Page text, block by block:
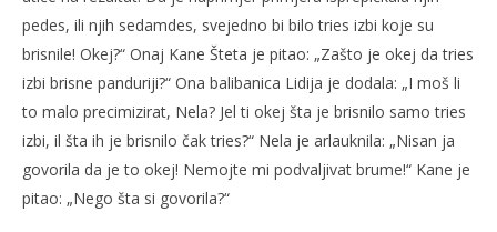
pedes, ili njih sedamdes, svejedno bi bilo tries izbi koje su
brisnile! Okej?“ Onaj Kane Šteta je pitao: „Zašto je okej da tries
izbi brisne panduriji?“ Ona balibanica Lidija je dodala: „I moš li
to malo precimizirat, Nela? Jel ti okej šta je brisnilo samo tries
izbi, il šta ih je brisnilo čak tries?“ Nela je arlauknila: „Nisan ja
govorila da je to okej! Nemojte mi podvaljivat brume!“ Kane je
pitao: „Nego šta si govorila?“